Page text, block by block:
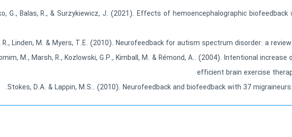
G., Balas, R., & Surzykiewicz, J. (2021). Effects of hemoencephalographic
R., Linden, M. & Myers, T.E. (2010). Neurofeedback for autism spectrum disorder: a
M., Marsh, R., Kozlowski, G.P., Kimball, M. & Rémond, A.. (2004). Intentional
efficient brain exercise
Stokes, D.A. & Lappin, M.S.. (2010). Neurofeedback and biofeedback with 37